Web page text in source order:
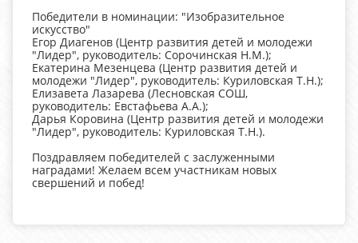
Победители в номинации: "Изобразительное
искусство"
Егор Диагенов (Центр развития детей и молодежи
"Лидер", руководитель: Сорочинская Н.М.);
Екатерина Мезенцева (Центр развития детей и
молодежи "Лидер", руководитель: Куриловская Т.Н.);
Елизавета Лазарева (Лесновская СОШ,
руководитель: Евстафьева А.А.);
Дарья Коровина (Центр развития детей и молодежи
"Лидер", руководитель: Куриловская Т.Н.).
Поздравляем победителей с заслуженными
наградами! Желаем всем участникам новых
свершений и побед!